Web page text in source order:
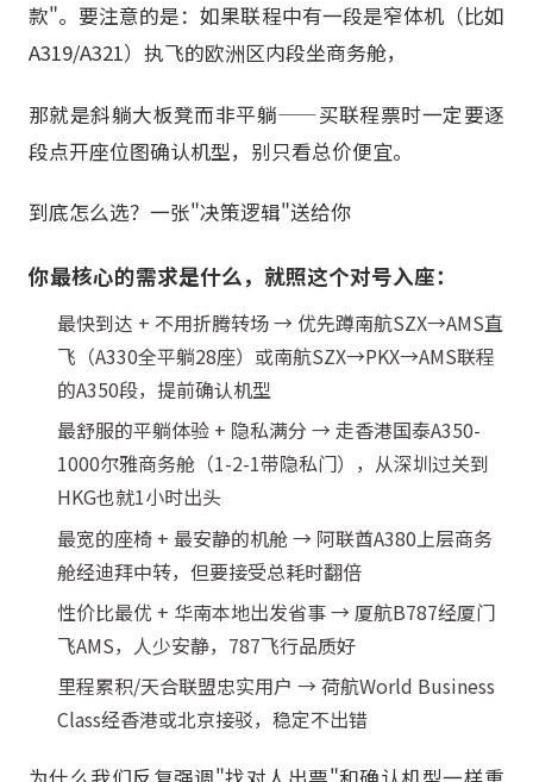
款"。要注意的是：如果联程中有一段是窄体机（比如
A319/A321）执飞的欧洲区内段坐商务舱，
那就是斜躺大板凳而非平躺——买联程票时一定要逐
段点开座位图确认机型，别只看总价便宜。
到底怎么选？一张"决策逻辑"送给你
你最核心的需求是什么，就照这个对号入座：
最快到达 + 不用折腾转场 → 优先蹲南航SZX→AMS直
飞（A330全平躺28座）或南航SZX→PKX→AMS联程
的A350段，提前确认机型
最舒服的平躺体验 + 隐私满分 → 走香港国泰A350-
1000尔雅商务舱（1-2-1带隐私门），从深圳过关到
HKG也就1小时出头
最宽的座椅 + 最安静的机舱 → 阿联酋A380上层商务
舱经迪拜中转，但要接受总耗时翻倍
性价比最优 + 华南本地出发省事 → 厦航B787经厦门
飞AMS，人少安静，787飞行品质好
里程累积/天合联盟忠实用户 → 荷航World Business
Class经香港或北京接驳，稳定不出错